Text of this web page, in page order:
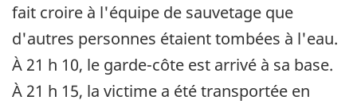
fait croire à l'équipe de sauvetage que
d'autres personnes étaient tombées à l'eau.
À 21 h 10, le garde-côte est arrivé à sa base.
À 21 h 15, la victime a été transportée en